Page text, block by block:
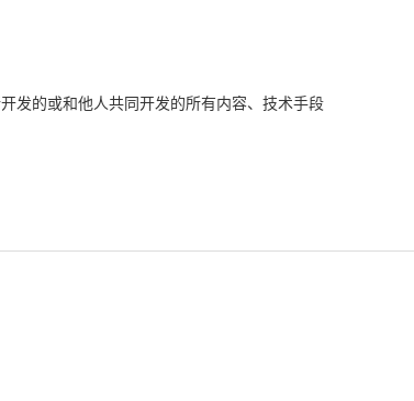
发的或和他人共同开发的所有内容、技术手段